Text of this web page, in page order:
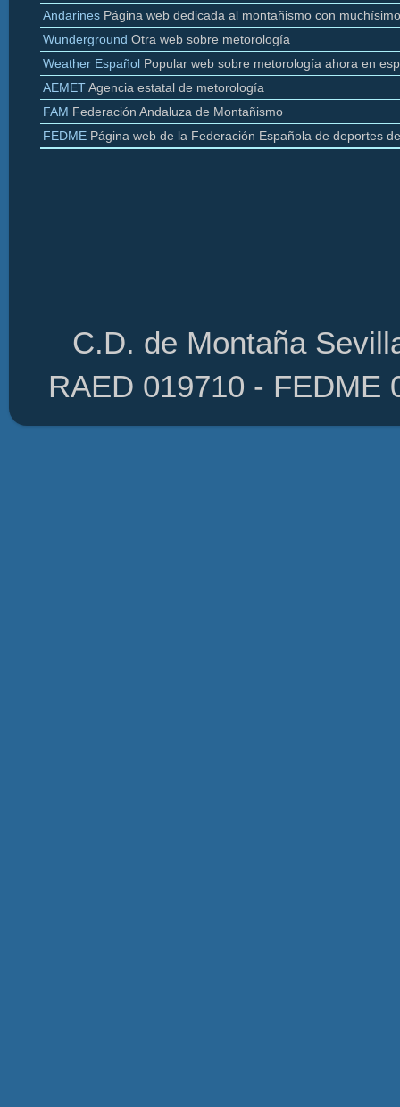
Andarines Página web dedicada al montañismo con
Wunderground Otra web sobre metorología
Weather Español Popular web sobre metorología ahora en
AEMETAgencia estatal de metorología
FAM Federación Andaluza de Montañismo
FEDME Página web de la Federación Española de deportes
C.D. de Montaña
RAED 019710 -